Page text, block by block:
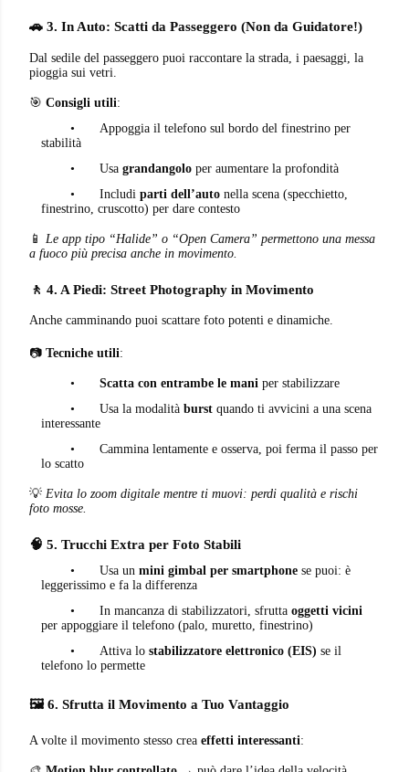
🚗 3. In Auto: Scatti da Passeggero (Non da Guidatore!)
Dal sedile del passeggero puoi raccontare la strada, i paesaggi, la
pioggia sui vetri.
🎯 Consigli utili:
•
Appoggia il telefono sul bordo del finestrino per
stabilità
•
Usa grandangolo per aumentare la profondità
•
Includi parti dell’auto nella scena (specchietto,
finestrino, cruscotto) per dare contesto
📱 Le app tipo “Halide” o “Open Camera” permettono una messa
a fuoco più precisa anche in movimento.
🚶 4. A Piedi: Street Photography in Movimento
Anche camminando puoi scattare foto potenti e dinamiche.
📷 Tecniche utili:
• Scatta con entrambe le mani per stabilizzare
•
Usa la modalità burst quando ti avvicini a una scena
interessante
•
Cammina lentamente e osserva, poi ferma il passo per
lo scatto
💡 Evita lo zoom digitale mentre ti muovi: perdi qualità e rischi
foto mosse.
🧠 5. Trucchi Extra per Foto Stabili
• Usa un mini gimbal per smartphone se puoi: è
leggerissimo e fa la differenza
•
In mancanza di stabilizzatori, sfrutta oggetti vicini
per appoggiare il telefono (palo, muretto, finestrino)
•
Attiva lo stabilizzatore elettronico (EIS) se il
telefono lo permette
🖼️ 6. Sfrutta il Movimento a Tuo Vantaggio
A volte il movimento stesso crea effetti interessanti: